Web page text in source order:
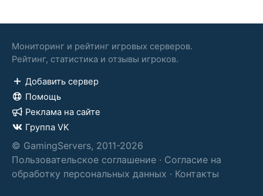
Мониторинг и рейтинг игровых серверов.
Рейтинг, статистика и отзывы игроков.
Добавить сервер
Помощь
Реклама на сайте
Группа VK
© GamingServers, 2011-2026
Пользовательское соглашение · Согласие на
обработку персональных данных · Контакты